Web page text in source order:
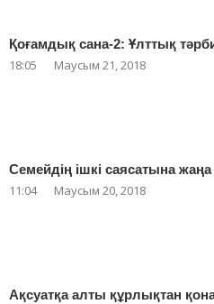
Қоғамдық сана-2: Ұлттық
18:05 Маусым 21, 2018
Семейдің ішкі саясатына
11:04 Маусым 20, 2018
Ақсуатқа алты құрлықтан